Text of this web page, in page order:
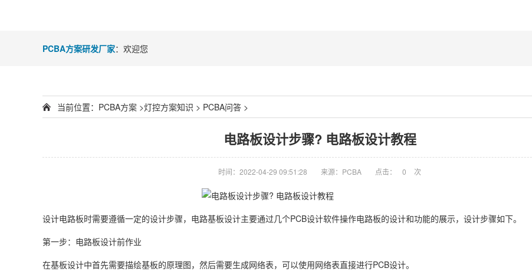
PCBA方案研发厂家：欢迎您
当前位置： PCBA方案 >灯控方案知识 > PCBA问答 >
电路板设计步骤? 电路板设计教程
时间：2022-04-29 09:51:28 来源：PCBA 点击： 0 次
设计电路板时需要遵循一定的设计步骤，电路基板设计主要通过几个PCB设计软件操作电路板的设计和功能的展示，设计步骤如下。
第一步：电路板设计前作业
在基板设计中首先需要描绘基板的原理图，然后需要生成网络表，可以使用网络表直接进行PCB设计。